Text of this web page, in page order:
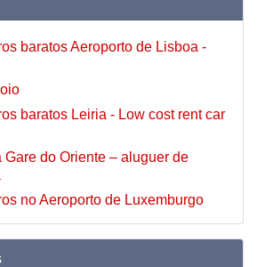
baratos Aeroporto de Lisboa -
baratos Leiria - Low cost rent car
Gare do Oriente – aluguer de
no Aeroporto de Luxemburgo